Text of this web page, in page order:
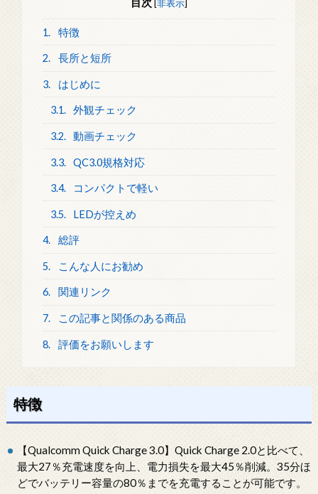
目次 [非表示]
1. 特徴
2. 長所と短所
3. はじめに
3.1. 外観チェック
3.2. 動画チェック
3.3. QC3.0規格対応
3.4. コンパクトで軽い
3.5. LEDが控えめ
4. 総評
5. こんな人にお勧め
6. 関連リンク
7. この記事と関係のある商品
8. 評価をお願いします
特徴
【Qualcomm Quick Charge 3.0】Quick Charge 2.0と比べて、
最大27％充電速度を向上、電力損失を最大45％削減。35分ほ
どでバッテリー容量の80％までを充電することが可能です。